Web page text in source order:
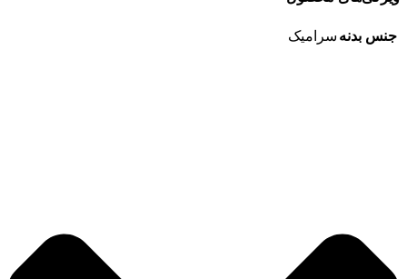
جنس بدنه سرامیک